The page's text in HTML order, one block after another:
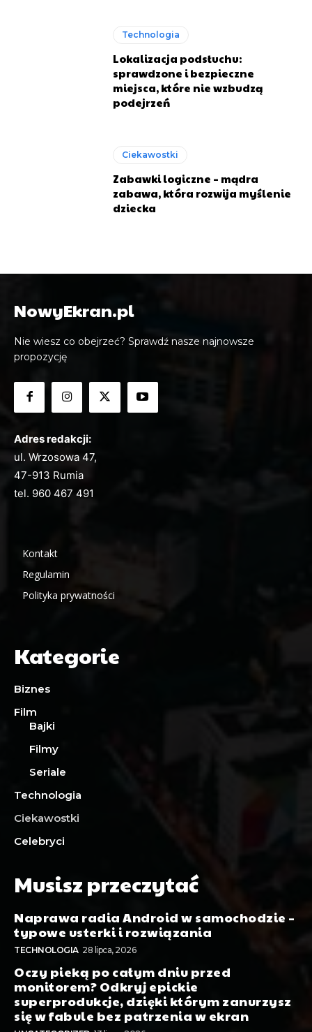
Technologia
Lokalizacja podsłuchu:
sprawdzone i bezpieczne
miejsca, które nie wzbudzą
podejrzeń
Ciekawostki
Zabawki logiczne – mądra
zabawa, która rozwija myślenie
dziecka
NowyEkran.pl
Nie wiesz co obejrzeć? Sprawdź nasze najnowsze
propozycję
Adres redakcji:
ul. Wrzosowa 47,
47-913 Rumia
tel. 960 467 491
Kontakt
Regulamin
Polityka prywatności
Kategorie
Biznes
Film
Bajki
Filmy
Seriale
Technologia
Ciekawostki
Celebryci
Musisz przeczytać
Naprawa radia Android w samochodzie –
typowe usterki i rozwiązania
TECHNOLOGIA 28 lipca, 2026
Oczy pieką po całym dniu przed
monitorem? Odkryj epickie
superprodukcje, dzięki którym zanurzysz
się w fabule bez patrzenia w ekran